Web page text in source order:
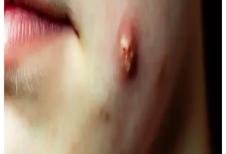
Vegan Göz Altı Bakım Kremleri: Doğal ve
Hayvansal İçeriksiz Çözüm Önerileri
Vegan göz altı kremleri, doğal içeriklerle formüle edilerek cilt
sağlığını destekler, çevresel sorumluluğu gözetir ve hassas göz
çevresine uygun bakım sağlar.
Doğal Ağız Bakım Macunları: Bitkisel İçeriklerle
Sağlıklı Diş ve Diş Eti Bakımı
Doğal ağız bakım macunları, bitkisel özler ve antiseptik maddelerle
diş ve diş eti sağlığını koruyan güvenli alternatifler sunar, kimyasal
içeriklere göre avantaj sağlar.